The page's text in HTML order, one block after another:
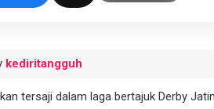
kediritangguh
tersaji dalam laga bertajuk Derby